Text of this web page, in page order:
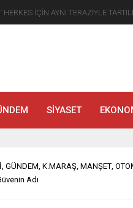
Sonrası Kahramanmaraş’ta
SİYASET
, GÜNDEM, K.MARAŞ, MANŞET,
Adı